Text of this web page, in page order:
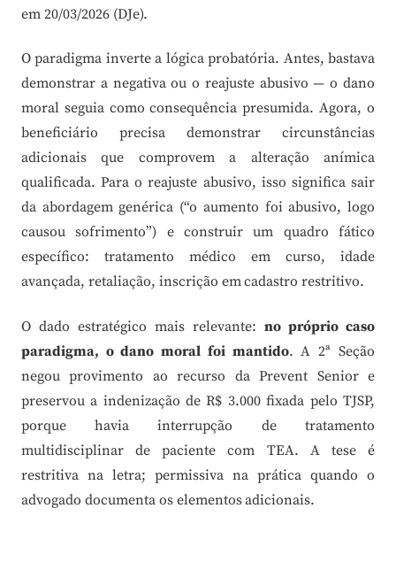
em 20/03/2026 (DJe).
O paradigma inverte a lógica probatória. Antes, bastava
demonstrar a negativa ou o reajuste abusivo — o dano
moral seguia como consequência presumida. Agora, o
beneficiário precisa demonstrar circunstâncias
adicionais que comprovem a alteração anímica
qualificada. Para o reajuste abusivo, isso significa sair
da abordagem genérica (“o aumento foi abusivo, logo
causou sofrimento”) e construir um quadro fático
específico: tratamento médico em curso, idade
avançada, retaliação, inscrição em cadastro restritivo.
O dado estratégico mais relevante: no próprio caso
paradigma, o dano moral foi mantido. A 2ª Seção
negou provimento ao recurso da Prevent Senior e
preservou a indenização de R$ 3.000 fixada pelo TJSP,
porque havia interrupção de tratamento
multidisciplinar de paciente com TEA. A tese é
restritiva na letra; permissiva na prática quando o
advogado documenta os elementos adicionais.